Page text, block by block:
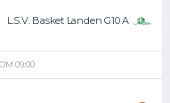
L.S.V. Basket Landen G10 A
09:00